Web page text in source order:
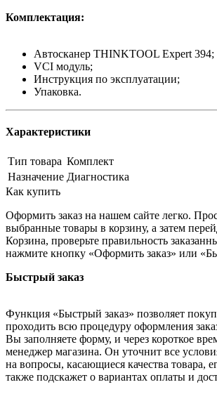
Комплектация:
Автосканер THINKTOOL Expert 394;
VCI модуль;
Инструкция по эксплуатации;
Упаковка.
Характеристики
Тип товара Комплект
Назначение Диагностика
Как купить
Оформить заказ на нашем сайте легко.
выбранные товары в корзину, а затем
Корзина, проверьте правильность
нажмите кнопку «Оформить заказ» или
Быстрый заказ
Функция «Быстрый заказ» позволяет
проходить всю процедуру оформления
Вы заполняете форму, и через короткое
менеджер магазина. Он уточнит все
на вопросы, касающиеся качества товара,
также подскажет о вариантах оплаты и